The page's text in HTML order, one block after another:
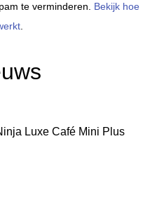
te verminderen. Bekijk hoe
.
Luxe Café Mini Plus